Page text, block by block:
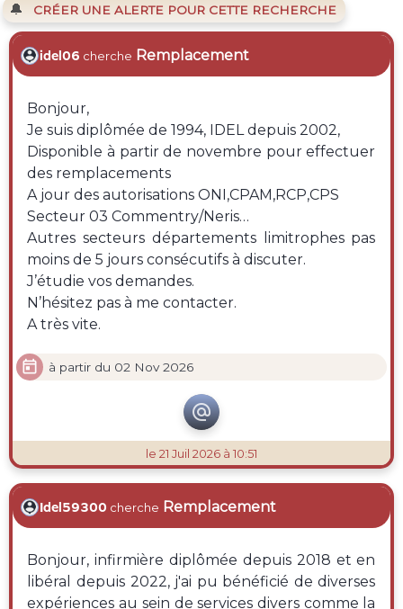
🔔 CRÉER UNE ALERTE POUR CETTE RECHERCHE
idel06 cherche Remplacement
Bonjour,
Je suis diplômée de 1994, IDEL depuis 2002,
Disponible à partir de novembre pour effectuer
des remplacements
A jour des autorisations ONI,CPAM,RCP,CPS
Secteur 03 Commentry/Neris…
Autres secteurs départements limitrophes pas
moins de 5 jours consécutifs à discuter.
J’étudie vos demandes.
N’hésitez pas à me contacter.
A très vite.
 à partir du 02 Nov 2026

le 21 Juil 2026 à 10:51
Idel59300 cherche Remplacement
Bonjour, infirmière diplômée depuis 2018 et en
libéral depuis 2022, j'ai pu bénéficié de diverses
expériences au sein de services divers comme la